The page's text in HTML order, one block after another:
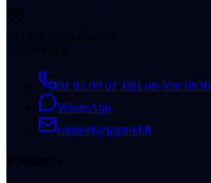
01 85 09 61 18(Lun-Ven
WhatsApp
support@gaprod.fr